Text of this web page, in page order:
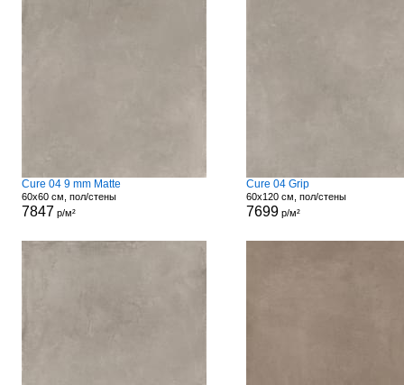
Cure 04 9 mm Matte
60x60 см, пол/стены
7847 р/м²
Cure 04 Grip
60x120 см, пол/стены
7699р/м²